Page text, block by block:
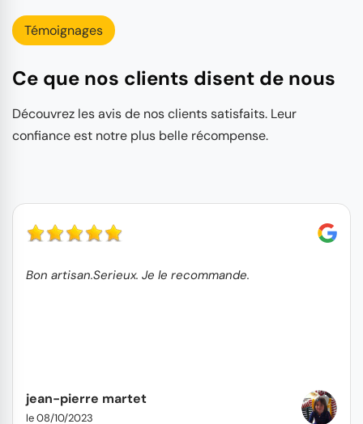
Témoignages
Ce que nos clients disent de nous
Découvrez les avis de nos clients satisfaits. Leur
confiance est notre plus belle récompense.
Bon artisan.Serieux. Je le recommande.
jean-pierre martet
le 08/10/2023